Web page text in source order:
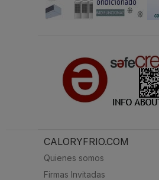
CALORYFRIO.COM
Quienes somos
Firmas Invitadas